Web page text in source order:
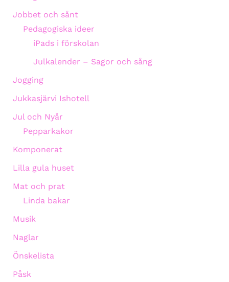
Jobbet och sånt
Pedagogiska ideer
iPads i förskolan
Julkalender – Sagor och sång
Jogging
Jukkasjärvi Ishotell
Jul och Nyår
Pepparkakor
Komponerat
Lilla gula huset
Mat och prat
Linda bakar
Musik
Naglar
Önskelista
Påsk